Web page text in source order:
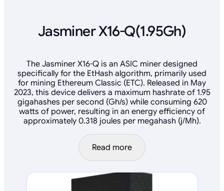
Jasminer X16-Q(1.95Gh)
The Jasminer X16-Q is an ASIC miner designed
specifically for the EtHash algorithm, primarily used
for mining Ethereum Classic (ETC). Released in May
2023, this device delivers a maximum hashrate of 1.95
gigahashes per second (Gh/s) while consuming 620
watts of power, resulting in an energy efficiency of
approximately 0.318 joules per megahash (j/Mh).
Read more